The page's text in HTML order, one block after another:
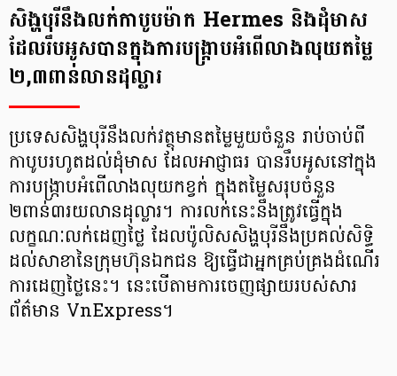
សិង្ហបុរីនឹងលក់កាបូបម៉ាក Hermes និងដុំមាស
ដែលរឹបអូសបានក្នុងការបង្ក្រាបអំពើលាងលុយតម្លៃ
២,៣ពាន់លានដុល្លារ
ប្រទេសសិង្ហបុរីនឹងលក់វត្ថុមានតម្លៃមួយចំនួន រាប់ចាប់ពី
កាបូបរហូតដល់ដុំមាស ដែលអាជ្ញាធរ បានរឹបអូសនៅក្នុង
ការបង្ក្រាបអំពើលាងលុយកខ្វក់ ក្នុងតម្លៃសរុបចំនួន
២ពាន់៣រយលានដុល្លារ។ ការលក់នេះនឹងត្រូវធ្វើក្នុង
លក្ខណៈលក់ដេញថ្លៃ ដែលប៉ូលិសសិង្ហបុរីនឹងប្រគល់សិទ្ធិ
ដល់សាខានៃក្រុមហ៊ុនឯកជន ឱ្យធ្វើជាអ្នកគ្រប់គ្រងដំណើរ
ការដេញថ្លៃនេះ។ នេះបើតាមការចេញផ្សាយរបស់សារ
ព័ត៌មាន VnExpress។